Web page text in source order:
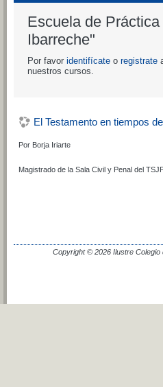
Escuela de
Ibarreche"
Por favor identifícate o registrate
nuestros cursos.
El Testamento en tiempos
Por Borja Iriarte
Magistrado de la Sala Civil y Penal del
Copyright © 2026 Ilustre Colegio